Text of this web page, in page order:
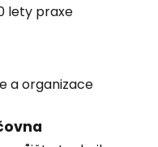
lety praxe
a organizace